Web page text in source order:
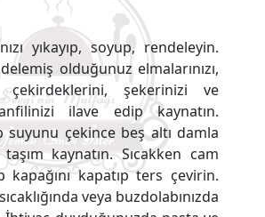
yıkayıp, soyup, rendeleyin.
olduğunuz elmalarınızı,
şekerinizi ve
ilave edip kaynatın.
suyunu çekince beş altı damla
kaynatın. Sıcakken cam
kapağını kapatıp ters çevirin.
veya buzdolabınızda